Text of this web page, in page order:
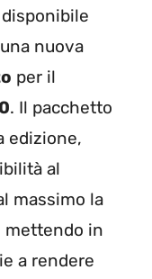
una nuova
per il
. Il pacchetto
edizione,
al
massimo la
mettendo in
a rendere